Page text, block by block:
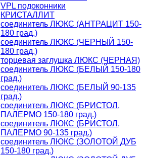
VPL подоконники
КРИСТАЛЛИТ
соединитель ЛЮКС (АНТРАЦИТ 150-
180 град.)
соединитель ЛЮКС (ЧЕРНЫЙ 150-
180 град.)
торцевая заглушка ЛЮКС (ЧЕРНАЯ)
соединитель ЛЮКС (БЕЛЫЙ 150-180
град.)
соединитель ЛЮКС (БЕЛЫЙ 90-135
град.)
соединитель ЛЮКС (БРИСТОЛ,
ПАЛЕРМО 150-180 град.)
соединитель ЛЮКС (БРИСТОЛ,
ПАЛЕРМО 90-135 град.)
соединитель ЛЮКС (ЗОЛОТОЙ ДУБ
150-180 град.)